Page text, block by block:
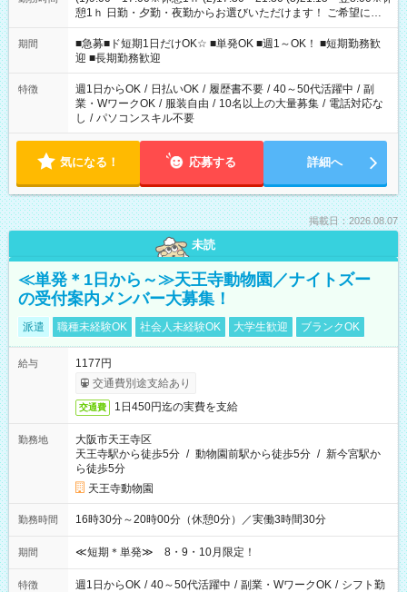
憩1ｈ 日勤・夕勤・夜勤からお選びいただけます！ ご希望に合
わせて働けるお仕事です(*^^*) 【その他選べる勤務時間】 8-17
時/9-17時/9-18時/10-18時/11-21時/18-22時/20-翌4時/21-翌5
時/22-翌6時/0-翌8時 ご自身のご都合で選んで頂ける完全自由シ
フト！
期間
■急募■ド短期1日だけOK☆ ■単発OK ■週1～OK！ ■短期勤務歓
迎 ■長期勤務歓迎
特徴 週1日からOK / 日払いOK / 履歴書不要 / 40～50代活躍中 / 副
業・WワークOK / 服装自由 / 10名以上の大量募集 / 電話対応な
し / パソコンスキル不要
気になる！ 応募する 詳細へ
掲載日：2026.08.07
未読
≪単発＊1日から～≫天王寺動物園／ナイトズー
の受付案内メンバー大募集！
派遣 職種未経験OK 社会人未経験OK 大学生歓迎 ブランクOK
給与
1177円
交通費別途支給あり
交通費 1日450円迄の実費を支給
勤務地
大阪市天王寺区
天王寺駅から徒歩5分 / 動物園前駅から徒歩5分 / 新今宮駅か
ら徒歩5分
天王寺動物園
勤務時間 16時30分～20時00分（休憩0分）／実働3時間30分
期間 ≪短期＊単発≫ 8・9・10月限定！
特徴 週1日からOK / 40～50代活躍中 / 副業・WワークOK / シフト勤